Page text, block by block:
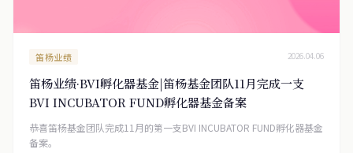
笛杨业绩 2026.04.06
笛杨业绩·BVI孵化器基金|笛杨基金团队11月完成一支
BVI INCUBATOR FUND孵化器基金备案
恭喜笛杨基金团队完成11月的第一支BVI INCUBATOR FUND孵化器基金
备案。